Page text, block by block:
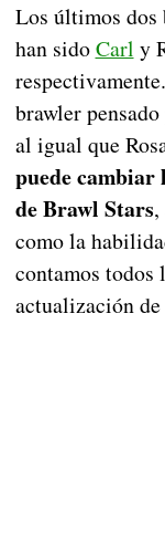
Los últimos dos
han sidoCarl y
brawler
al igual que
puede cambiar
de Brawl Stars,
como la
contamos todos
actualización